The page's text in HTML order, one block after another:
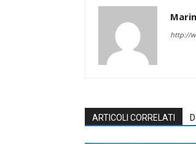
http://
ARTICOLI CORRELATI